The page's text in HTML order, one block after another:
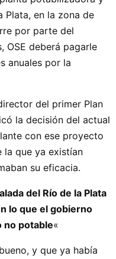
Plata, en la zona de
por parte del
OSE deberá pagarle
anuales por la
del primer Plan
la decisión del actual
con ese proyecto
la que ya existían
su eficacia.
del Río de la Plata
lo que el gobierno
no potable«
y que ya había